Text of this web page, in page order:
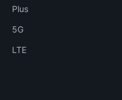
Plus
5G
LTE